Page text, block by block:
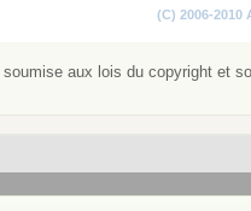
(C) 2006-2010
aux lois du copyright et